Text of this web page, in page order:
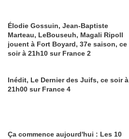
Élodie Gossuin, Jean-Baptiste
Marteau, LeBouseuh, Magali Ripoll
jouent à Fort Boyard, 37e saison, ce
soir à 21h10 sur France 2
Inédit, Le Dernier des Juifs, ce soir à
21h00 sur France 4
Ça commence aujourd'hui : Les 10